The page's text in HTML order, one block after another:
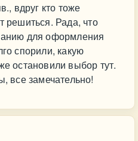
вдруг кто тоже
решиться. Рада, что
для оформления
спорили, какую
остановили выбор тут.
все замечательно!